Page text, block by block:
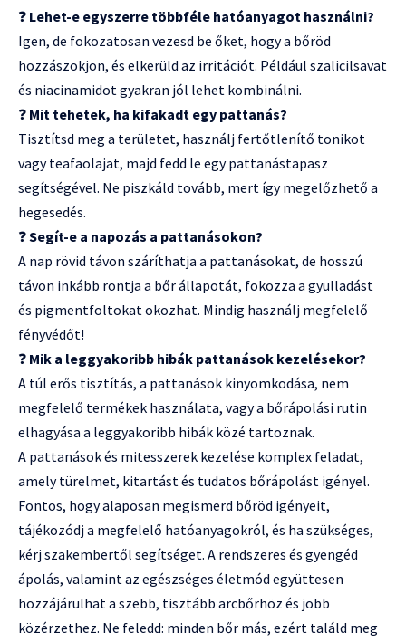
❓ Lehet-e egyszerre többféle hatóanyagot használni?
Igen, de fokozatosan vezesd be őket, hogy a bőröd
hozzászokjon, és elkerüld az irritációt. Például szalicilsavat
és niacinamidot gyakran jól lehet kombinálni.
❓ Mit tehetek, ha kifakadt egy pattanás?
Tisztítsd meg a területet, használj fertőtlenítő tonikot
vagy teafaolajat, majd fedd le egy pattanástapasz
segítségével. Ne piszkáld tovább, mert így megelőzhető a
hegesedés.
❓Segít-e a napozás a pattanásokon?
A nap rövid távon száríthatja a pattanásokat, de hosszú
távon inkább rontja a bőr állapotát, fokozza a gyulladást
és pigmentfoltokat okozhat. Mindig használj megfelelő
fényvédőt!
❓ Mik a leggyakoribb hibák pattanások kezelésekor?
A túl erős tisztítás, a pattanások kinyomkodása, nem
megfelelő termékek használata, vagy a bőrápolási rutin
elhagyása a leggyakoribb hibák közé tartoznak.
A pattanások és mitesszerek kezelése komplex feladat,
amely türelmet, kitartást és tudatos bőrápolást igényel.
Fontos, hogy alaposan megismerd bőröd igényeit,
tájékozódj a megfelelő hatóanyagokról, és ha szükséges,
kérj szakembertől segítséget. A rendszeres és gyengéd
ápolás, valamint az egészséges életmód együttesen
hozzájárulhat a szebb, tisztább arcbőrhöz és jobb
közérzethez. Ne feledd: minden bőr más, ezért találd meg